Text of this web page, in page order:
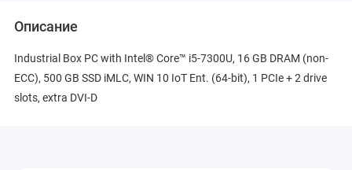
Описание
Industrial Box PC with Intel® Core™ i5-7300U, 16 GB DRAM (non-
ECC), 500 GB SSD iMLC, WIN 10 IoT Ent. (64-bit), 1 PCIe + 2 drive
slots, extra DVI-D